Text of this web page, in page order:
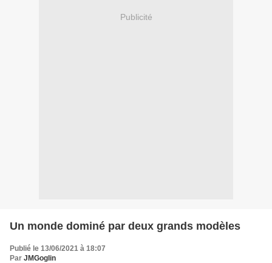
Publicité
Un monde dominé par deux grands modèles
Publié le 13/06/2021 à 18:07
Par JMGoglin